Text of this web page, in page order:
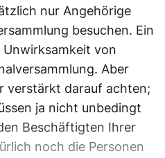
nur Angehörige
besuchen. Ein
von
Aber
verstärkt darauf achten;
ja nicht unbedingt
Beschäftigten Ihrer
noch die Personen